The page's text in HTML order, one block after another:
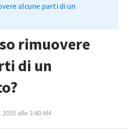
alcune parti di un
rimuovere
di un
alle 2:40 AM